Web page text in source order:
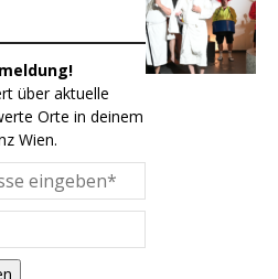
über aktuelle
Orte in deinem
Wien.